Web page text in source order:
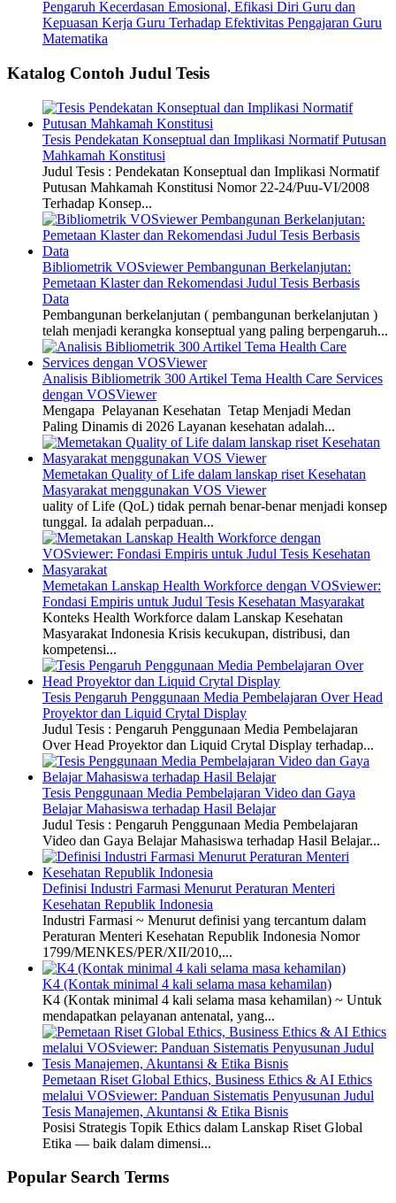
Pengaruh Kecerdasan Emosional, Efikasi Diri Guru dan
Kepuasan Kerja Guru Terhadap Efektivitas Pengajaran Guru
Matematika
Katalog Contoh Judul Tesis
Tesis Pendekatan Konseptual dan Implikasi Normatif Putusan
Mahkamah Konstitusi
Judul Tesis : Pendekatan Konseptual dan Implikasi Normatif
Putusan Mahkamah Konstitusi Nomor 22-24/Puu-VI/2008
Terhadap Konsep...
Bibliometrik VOSviewer Pembangunan Berkelanjutan:
Pemetaan Klaster dan Rekomendasi Judul Tesis Berbasis
Data
Pembangunan berkelanjutan ( pembangunan berkelanjutan )
telah menjadi kerangka konseptual yang paling berpengaruh...
Analisis Bibliometrik 300 Artikel Tema Health Care Services
dengan VOSViewer
Mengapa Pelayanan Kesehatan Tetap Menjadi Medan
Paling Dinamis di 2026 Layanan kesehatan adalah...
Memetakan Quality of Life dalam lanskap riset Kesehatan
Masyarakat menggunakan VOS Viewer
uality of Life (QoL) tidak pernah benar-benar menjadi konsep
tunggal. Ia adalah perpaduan...
Memetakan Lanskap Health Workforce dengan VOSviewer:
Fondasi Empiris untuk Judul Tesis Kesehatan Masyarakat
Konteks Health Workforce dalam Lanskap Kesehatan
Masyarakat Indonesia Krisis kecukupan, distribusi, dan
kompetensi...
Tesis Pengaruh Penggunaan Media Pembelajaran Over Head
Proyektor dan Liquid Crytal Display
Judul Tesis : Pengaruh Penggunaan Media Pembelajaran
Over Head Proyektor dan Liquid Crytal Display terhadap...
Tesis Penggunaan Media Pembelajaran Video dan Gaya
Belajar Mahasiswa terhadap Hasil Belajar
Judul Tesis : Pengaruh Penggunaan Media Pembelajaran
Video dan Gaya Belajar Mahasiswa terhadap Hasil Belajar...
Definisi Industri Farmasi Menurut Peraturan Menteri
Kesehatan Republik Indonesia
Industri Farmasi ~ Menurut definisi yang tercantum dalam
Peraturan Menteri Kesehatan Republik Indonesia Nomor
1799/MENKES/PER/XII/2010,...
K4 (Kontak minimal 4 kali selama masa kehamilan)
K4 (Kontak minimal 4 kali selama masa kehamilan) ~ Untuk
mendapatkan pelayanan antenatal, yang...
Pemetaan Riset Global Ethics, Business Ethics & AI Ethics
melalui VOSviewer: Panduan Sistematis Penyusunan Judul
Tesis Manajemen, Akuntansi & Etika Bisnis
Posisi Strategis Topik Ethics dalam Lanskap Riset Global
Etika — baik dalam dimensi...
Popular Search Terms